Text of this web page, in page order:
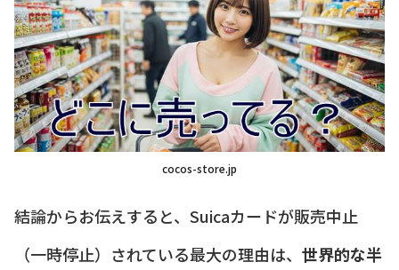
cocos-store.jp
結論からお伝えすると、Suicaカードが販売中止
（一時停止）されている最大の理由は、 世界的な半